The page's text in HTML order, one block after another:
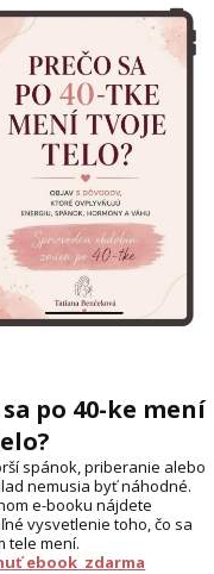
po 40-ke mení
spánok, priberanie alebo
nemusia byť náhodné.
e-booku nájdete
vysvetlenie toho, čo sa
tele mení.
ebook zdarma